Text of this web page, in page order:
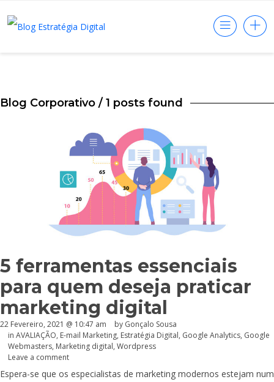
Blog Corporativo / 1 posts found
5 ferramentas essenciais
para quem deseja praticar
marketing digital
22 Fevereiro, 2021 @ 10:47 am by Gonçalo Sousa
in AVALIAÇÃO, E-mail Marketing, Estratégia Digital, Google Analytics, Google
Webmasters, Marketing digital, Wordpress
Leave a comment
Espera-se que os especialistas de marketing modernos estejam num